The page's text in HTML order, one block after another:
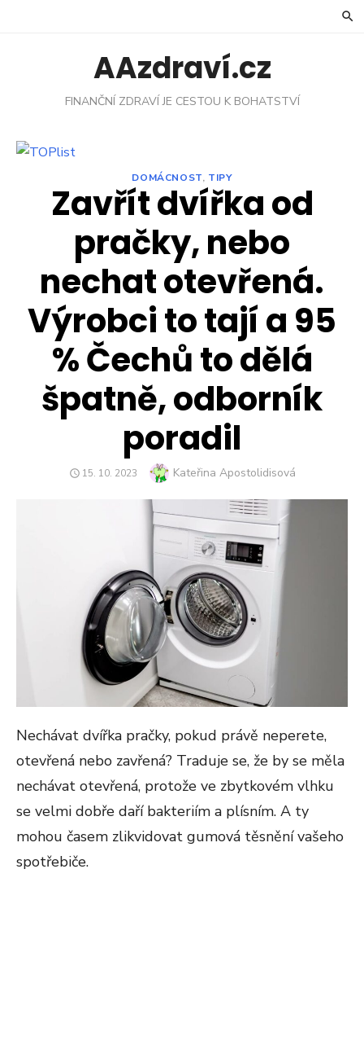
AAzdraví.cz
FINANČNÍ ZDRAVÍ JE CESTOU K BOHATSTVÍ
DOMÁCNOST, TIPY
Zavřít dvířka od
pračky, nebo
nechat otevřená.
Výrobci to tají a 95
% Čechů to dělá
špatně, odborník
poradil
POSTED
15. 10. 2023 Author
Kateřina Apostolidisová
Nechávat dvířka pračky, pokud právě neperete,
otevřená nebo zavřená? Traduje se, že by se měla
nechávat otevřená, protože ve zbytkovém vlhku
se velmi dobře daří bakteriím a plísním. A ty
mohou časem zlikvidovat gumová těsnění vašeho
spotřebiče.